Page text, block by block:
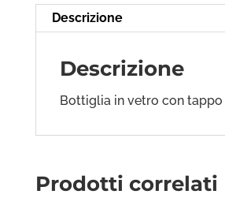
Descrizione
Descrizione
Bottiglia in vetro con tappo
Prodotti correlati